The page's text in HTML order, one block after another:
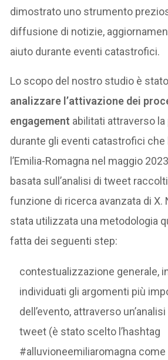
dimostrato uno strumento
diffusione di notizie,
aiuto durante eventi catastrofici.
Lo scopo del nostro studio è
analizzare l’attivazione dei
engagement abilitati attraverso
durante gli eventi catastrofici che
l’Emilia-Romagna nel maggio
basata sull’analisi di tweet
funzione di ricerca avanzata di X.
stata utilizzata una metodologia
fatta dei seguenti step:
contestualizzazione generale,
individuati gli argomenti più
dell’evento, attraverso
tweet (è stato scelto l’hashtag
#alluvioneemiliaromagna come